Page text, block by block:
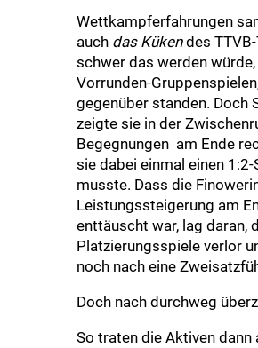
Wettkampferfahrungen
auch das Kükendes TTVB-
schwer das werden
Vorrunden-
gegenüber standen. Doch
zeigte sie in der
Begegnungen am Ende
sie dabei einmal einen
musste. Dass die
Leistungssteigerung am
enttäuscht war, lag daran,
Platzierungsspiele verlor
noch nach eine
Doch nach durchweg
So traten die Aktiven